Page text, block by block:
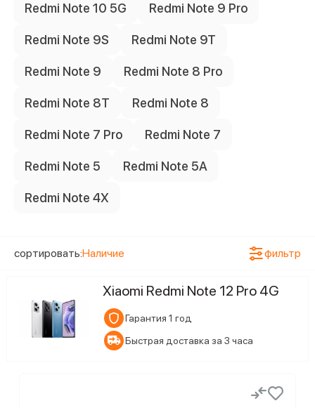
Redmi Note 10 5G Redmi Note 9 Pro
Redmi Note 9S Redmi Note 9T
Redmi Note 9 Redmi Note 8 Pro
Redmi Note 8T Redmi Note 8
Redmi Note 7 Pro Redmi Note 7
Redmi Note 5 Redmi Note 5A
Redmi Note 4X
сортировать:Наличие фильтр
Xiaomi Redmi Note 12 Pro 4G
Гарантия 1 год
Быстрая доставка за 3 часа